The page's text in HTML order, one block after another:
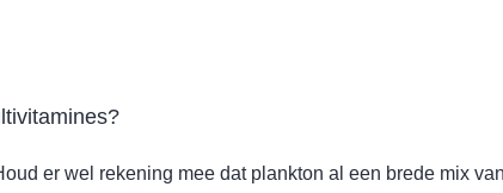
er wel rekening mee dat plankton al een brede mix